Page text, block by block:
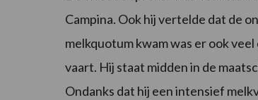
Campina. Ook hij vertelde dat de
melkquotum kwam was er ook
vaart. Hij staat midden in de
Ondanks dat hij een intensief